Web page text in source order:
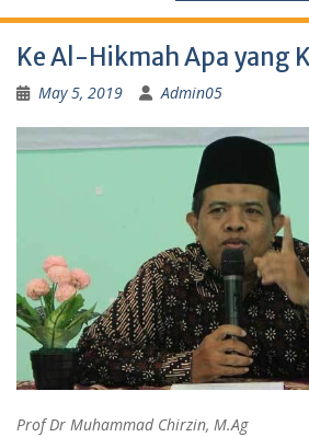
Ke Al-Hikmah Apa yang
May 5, 2019 Admin05
Prof Dr Muhammad Chirzin, M.Ag